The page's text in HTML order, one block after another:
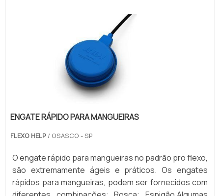
transferência que precisa ocorrer nos aparelhos de
ENGATE RÁPIDO PARA MANGUEIRAS
FLEXO HELP / OSASCO - SP
O engate rápido para mangueiras no padrão pro flexo,
são extremamente ágeis e práticos. Os engates
rápidos para mangueiras, podem ser fornecidos com